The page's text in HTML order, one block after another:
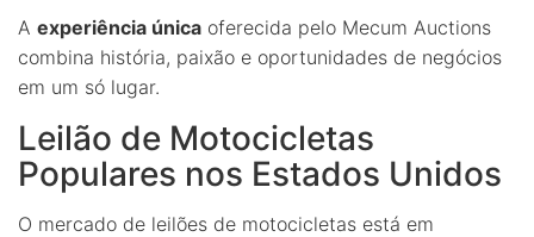
A experiência única oferecida pelo Mecum Auctions
combina história, paixão e oportunidades de negócios
em um só lugar.
Leilão de Motocicletas
Populares nos Estados Unidos
O mercado de leilões de motocicletas está em